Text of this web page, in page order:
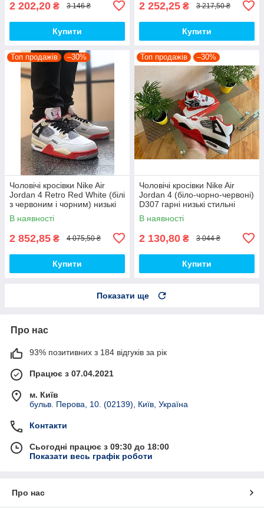
2 202,20 ₴ 3 146 ₴
Купити
2 252,25 ₴ 3 217,50 ₴
Купити
Топ продажів –30%
Чоловічі кросівки Nike Air
Jordan 4 Retro Red White (білі
з червоним і чорним) низькі
демі кроси PD7361 топ
В наявності
2 852,85 ₴ 4 075,50 ₴
Купити
Топ продажів –30%
Чоловічі кросівки Nike Air
Jordan 4 (біло-чорно-червоні)
D307 гарні низькі стильні
кроси топ
В наявності
2 130,80 ₴ 3 044 ₴
Купити
Показати ще
Про нас
93% позитивних з 184 відгуків за рік
Працює з 07.04.2021
м. Київ
бульв. Перова, 10. (02139), Київ, Україна
Контакти
Сьогодні працює з 09:30 до 18:00
Показати весь графік роботи
Про нас